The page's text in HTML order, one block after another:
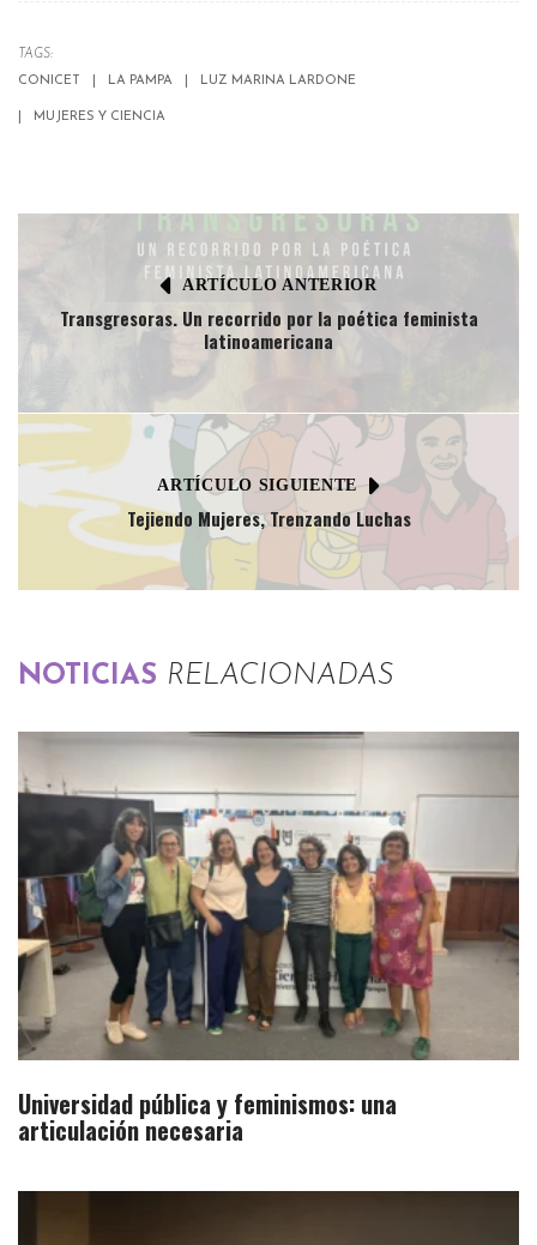
TAGS:
CONICET
LA PAMPA LUZ MARINA LARDONE
MUJERES Y CIENCIA
ARTÍCULO ANTERIOR
Transgresoras. Un recorrido por la poética feminista
latinoamericana
ARTÍCULO SIGUIENTE
Tejiendo Mujeres, Trenzando Luchas
NOTICIAS RELACIONADAS
Universidad pública y feminismos: una
articulación necesaria